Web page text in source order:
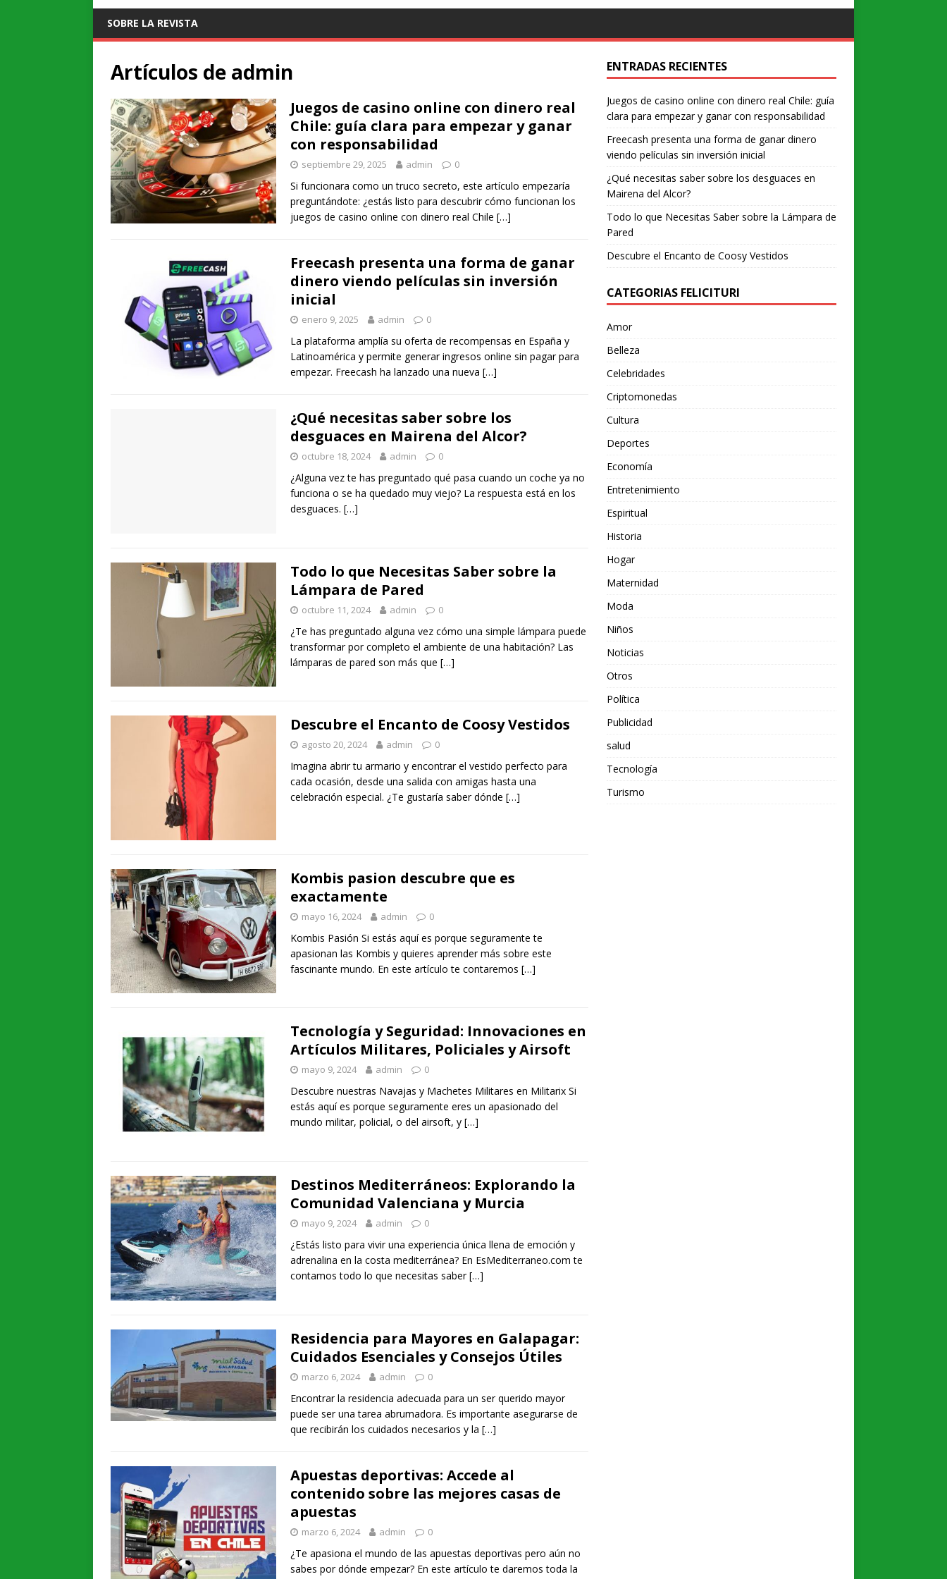
SOBRE LA REVISTA
Artículos de admin
Juegos de casino online con dinero real
Chile: guía clara para empezar y ganar
con responsabilidad
septiembre 29, 2025 admin 0
Si funcionara como un truco secreto, este artículo empezaría
preguntándote: ¿estás listo para descubrir cómo funcionan los
juegos de casino online con dinero real Chile […]
Freecash presenta una forma de ganar
dinero viendo películas sin inversión
inicial
enero 9, 2025 admin 0
La plataforma amplía su oferta de recompensas en España y
Latinoamérica y permite generar ingresos online sin pagar para
empezar. Freecash ha lanzado una nueva […]
¿Qué necesitas saber sobre los
desguaces en Mairena del Alcor?
octubre 18, 2024 admin 0
¿Alguna vez te has preguntado qué pasa cuando un coche ya no
funciona o se ha quedado muy viejo? La respuesta está en los
desguaces. […]
Todo lo que Necesitas Saber sobre la
Lámpara de Pared
octubre 11, 2024 admin 0
¿Te has preguntado alguna vez cómo una simple lámpara puede
transformar por completo el ambiente de una habitación? Las
lámparas de pared son más que […]
Descubre el Encanto de Coosy Vestidos
agosto 20, 2024 admin 0
Imagina abrir tu armario y encontrar el vestido perfecto para
cada ocasión, desde una salida con amigas hasta una
celebración especial. ¿Te gustaría saber dónde […]
Kombis pasion descubre que es
exactamente
mayo 16, 2024 admin 0
Kombis Pasión Si estás aquí es porque seguramente te
apasionan las Kombis y quieres aprender más sobre este
fascinante mundo. En este artículo te contaremos […]
Tecnología y Seguridad: Innovaciones en
Artículos Militares, Policiales y Airsoft
mayo 9, 2024 admin 0
Descubre nuestras Navajas y Machetes Militares en Militarix Si
estás aquí es porque seguramente eres un apasionado del
mundo militar, policial, o del airsoft, y […]
Destinos Mediterráneos: Explorando la
Comunidad Valenciana y Murcia
mayo 9, 2024 admin 0
¿Estás listo para vivir una experiencia única llena de emoción y
adrenalina en la costa mediterránea? En EsMediterraneo.com te
contamos todo lo que necesitas saber[…]
Residencia para Mayores en Galapagar:
Cuidados Esenciales y Consejos Útiles
marzo 6, 2024 admin 0
Encontrar la residencia adecuada para un ser querido mayor
puede ser una tarea abrumadora. Es importante asegurarse de
que recibirán los cuidados necesarios y la […]
Apuestas deportivas: Accede al
contenido sobre las mejores casas de
apuestas
marzo 6, 2024 admin 0
¿Te apasiona el mundo de las apuestas deportivas pero aún no
sabes por dónde empezar? En este artículo te daremos toda la
ENTRADAS RECIENTES
Juegos de casino online con dinero real Chile: guía
clara para empezar y ganar con responsabilidad
Freecash presenta una forma de ganar dinero
viendo películas sin inversión inicial
¿Qué necesitas saber sobre los desguaces en
Mairena del Alcor?
Todo lo que Necesitas Saber sobre la Lámpara de
Pared
Descubre el Encanto de Coosy Vestidos
CATEGORIAS FELICITURI
Amor
Belleza
Celebridades
Criptomonedas
Cultura
Deportes
Economía
Entretenimiento
Espiritual
Historia
Hogar
Maternidad
Moda
Niños
Noticias
Otros
Política
Publicidad
salud
Tecnología
Turismo